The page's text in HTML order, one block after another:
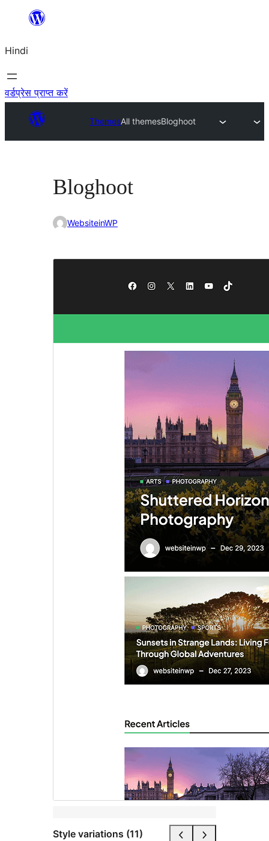
सामग्री
जाएं
Hindi
वर्डप्रेस प्राप्त करें
ThemesAll themesBloghoot
Bloghoot
WebsiteinWP
Style variations (11)